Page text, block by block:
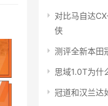
对比马自达
侠
测评全新本田
思域1.0T为什
冠道和汉兰达